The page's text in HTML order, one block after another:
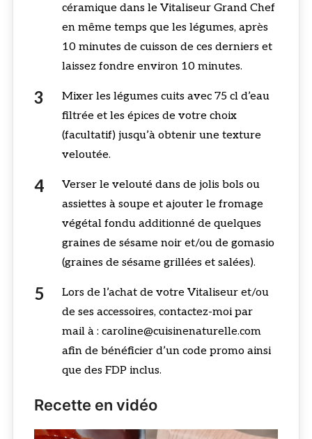
céramique dans le Vitaliseur Grand Chef
en même temps que les légumes, après
10 minutes de cuisson de ces derniers et
laissez fondre environ 10 minutes.
Mixer les légumes cuits avec 75 cl d’eau
filtrée et les épices de votre choix
(facultatif) jusqu’à obtenir une texture
veloutée.
Verser le velouté dans de jolis bols ou
assiettes à soupe et ajouter le fromage
végétal fondu additionné de quelques
graines de sésame noir et/ou de gomasio
(graines de sésame grillées et salées).
Lors de l’achat de votre Vitaliseur et/ou
de ses accessoires, contactez-moi par
mail à : caroline@cuisinenaturelle.com
afin de bénéficier d’un code promo ainsi
que des FDP inclus.
Recette en vidéo